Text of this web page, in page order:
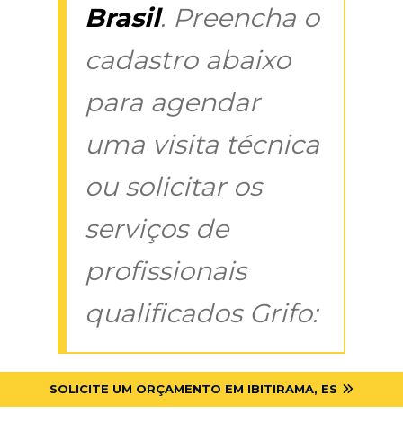
Brasil. Preencha o
cadastro abaixo
para agendar
uma visita técnica
ou solicitar os
serviços de
profissionais
qualificados Grifo:
SOLICITE UM ORÇAMENTO EM IBITIRAMA, ES